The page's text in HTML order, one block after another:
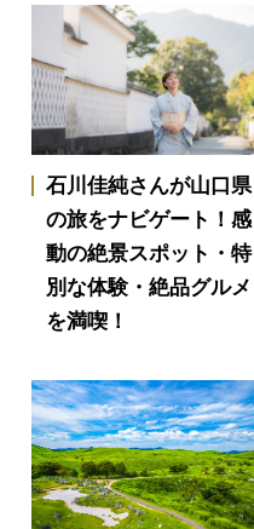
石川佳純さんが山口県
の旅をナビゲート！感
動の絶景スポット・特
別な体験・絶品グルメ
を満喫！